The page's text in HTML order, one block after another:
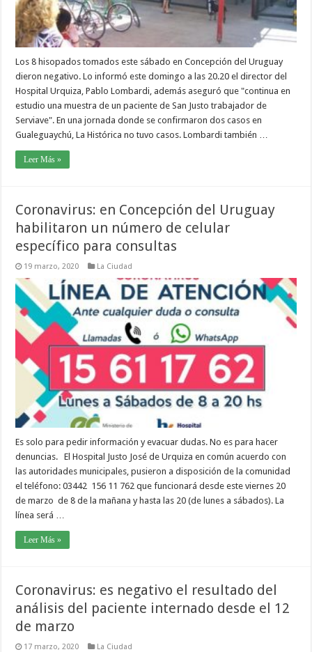
Los 8 hisopados tomados este sábado en Concepción del Uruguay
dieron negativo. Lo informó este domingo a las 20.20 el director del
Hospital Urquiza, Pablo Lombardi, además aseguró que "continua en
estudio una muestra de un paciente de San Justo trabajador de
Serviave". En una jornada donde se confirmaron dos casos en
Gualeguaychú, La Histórica no tuvo casos. Lombardi también …
Leer Más »
Coronavirus: en Concepción del Uruguay
habilitaron un número de celular
específico para consultas
19 marzo, 2020 La Ciudad
Es solo para pedir información y evacuar dudas. No es para hacer
denuncias. El Hospital Justo José de Urquiza en común acuerdo con
las autoridades municipales, pusieron a disposición de la comunidad
el teléfono: 03442 156 11 762 que funcionará desde este viernes 20
de marzo de 8 de la mañana y hasta las 20 (de lunes a sábados). La
línea será …
Leer Más »
Coronavirus: es negativo el resultado del
análisis del paciente internado desde el 12
de marzo
17 marzo, 2020 La Ciudad